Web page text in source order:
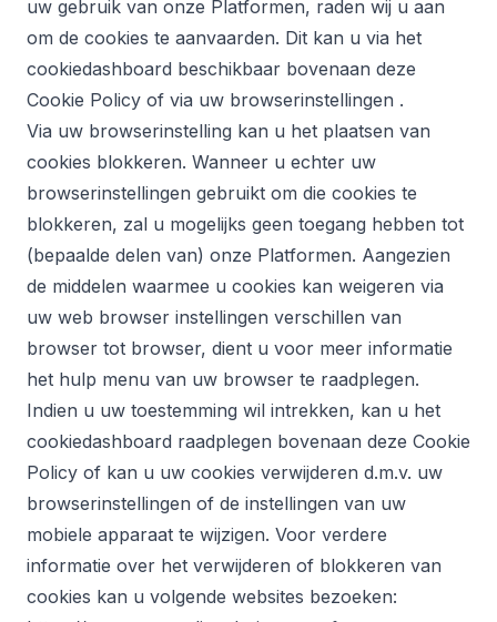
uw gebruik van onze Platformen, raden wij u aan
om de cookies te aanvaarden. Dit kan u via het
cookiedashboard beschikbaar bovenaan deze
Cookie Policy of via uw browserinstellingen .
Via uw browserinstelling kan u het plaatsen van
cookies blokkeren. Wanneer u echter uw
browserinstellingen gebruikt om die cookies te
blokkeren, zal u mogelijks geen toegang hebben tot
(bepaalde delen van) onze Platformen. Aangezien
de middelen waarmee u cookies kan weigeren via
uw web browser instellingen verschillen van
browser tot browser, dient u voor meer informatie
het hulp menu van uw browser te raadplegen.
Indien u uw toestemming wil intrekken, kan u het
cookiedashboard raadplegen bovenaan deze Cookie
Policy of kan u uw cookies verwijderen d.m.v. uw
browserinstellingen of de instellingen van uw
mobiele apparaat te wijzigen. Voor verdere
informatie over het verwijderen of blokkeren van
cookies kan u volgende websites bezoeken: